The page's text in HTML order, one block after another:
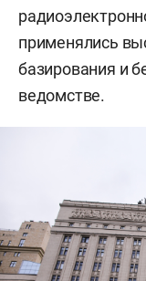
применялись
базирования и
ведомстве.